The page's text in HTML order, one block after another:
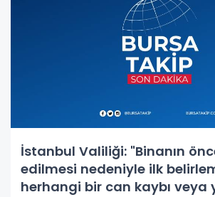
İstanbul Valiliği: "Binanın
edilmesi nedeniyle ilk
herhangi bir can kaybı